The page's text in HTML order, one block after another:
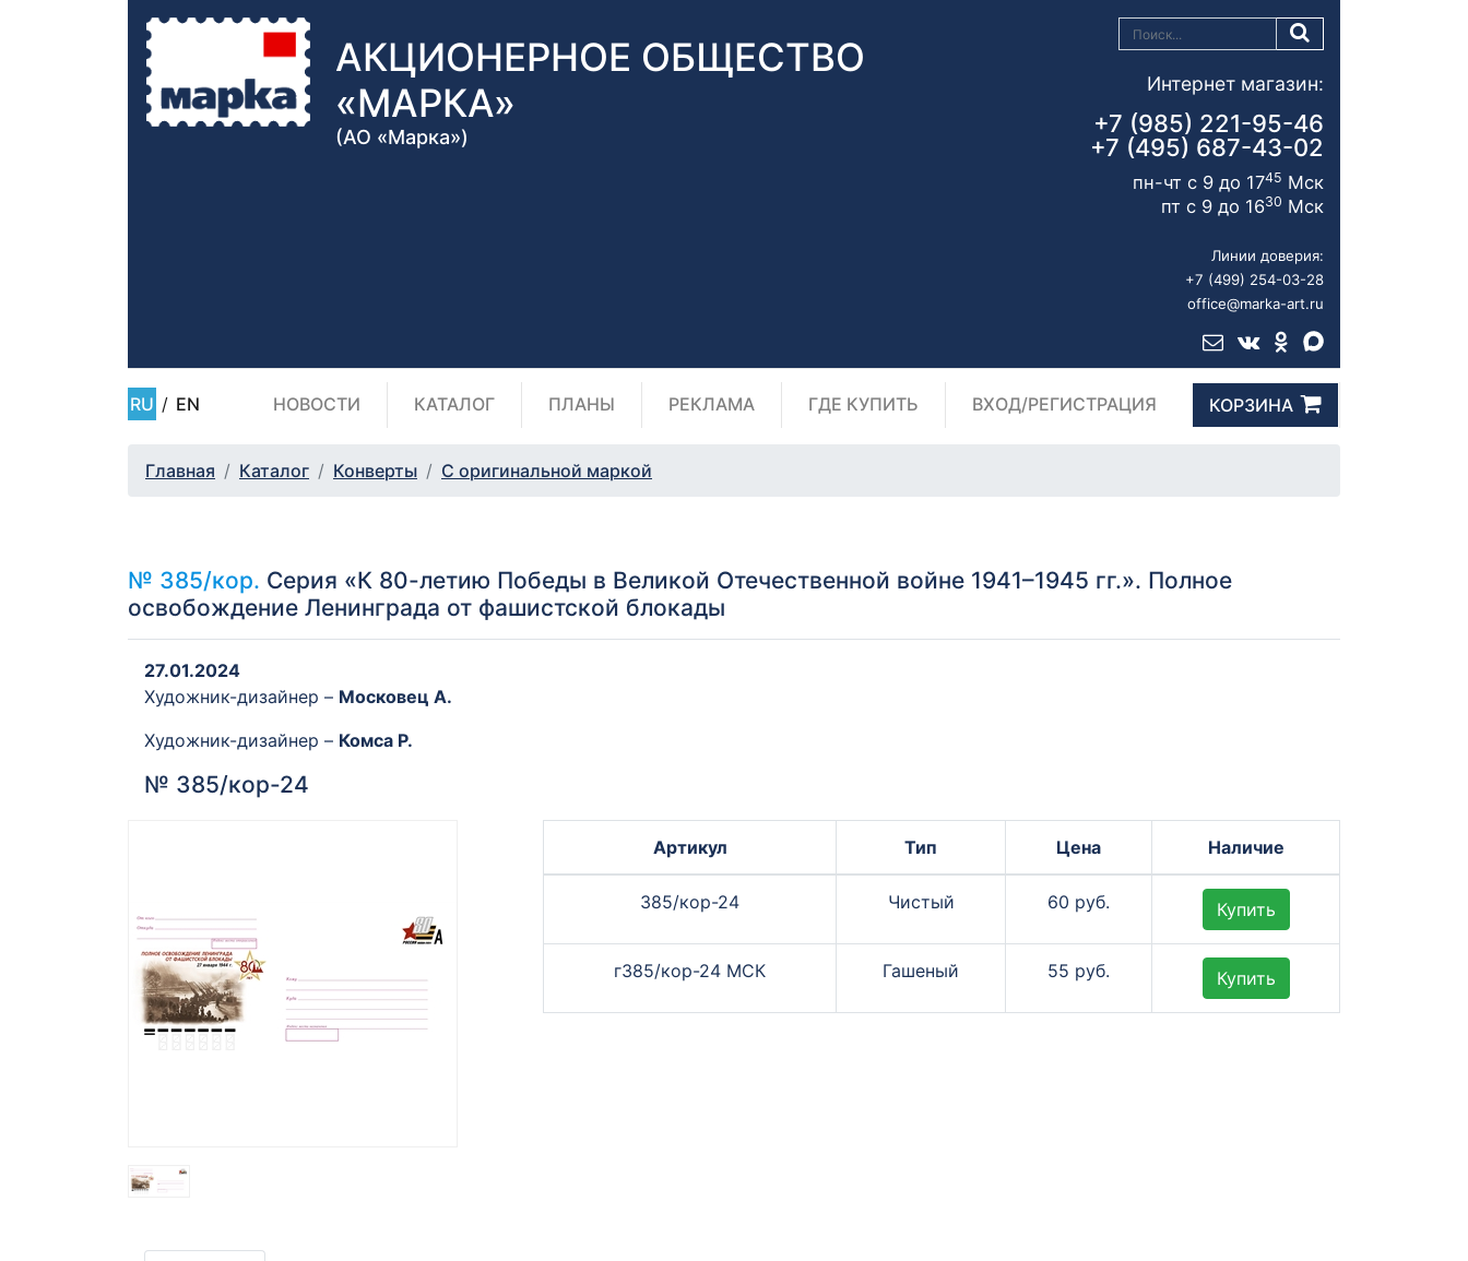
АКЦИОНЕРНОЕ ОБЩЕСТВО
«МАРКА»
(АО «Марка»)
Интернет магазин:
+7 (985) 221-95-46
+7 (495) 687-43-02
пн-чт с 9 до 1745 Мск
пт с 9 до 1630 Мск
Линии доверия:
+7 (499) 254-03-28
office@marka-art.ru
RU / EN НОВОСТИ КАТАЛОГ ПЛАНЫ РЕКЛАМА ГДЕ КУПИТЬ ВХОД/РЕГИСТРАЦИЯ КОРЗИНА
Главная Каталог Конверты С оригинальной маркой
№ 385/кор. Серия «К 80-летию Победы в Великой Отечественной войне 1941–1945 гг.». Полное
освобождение Ленинграда от фашистской блокады
27.01.2024
Художник-дизайнер – Московец А.
Художник-дизайнер – Комса Р.
№ 385/кор-24
Артикул Тип Цена Наличие
385/кор-24 Чистый 60 руб. Купить
г385/кор-24 МСК Гашеный 55 руб. Купить